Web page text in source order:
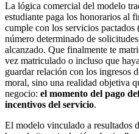
La lógica comercial del modelo
estudiante paga los honorarios al
cumple con los servicios pactados
número determinado de
alcanzado. Que finalmente te
vez matriculado o incluso que
guardar relación con los ingresos
moral, sino una realidad objetiva
negocio: el momento del pago
incentivos del servicio.
El modelo vinculado a resultados